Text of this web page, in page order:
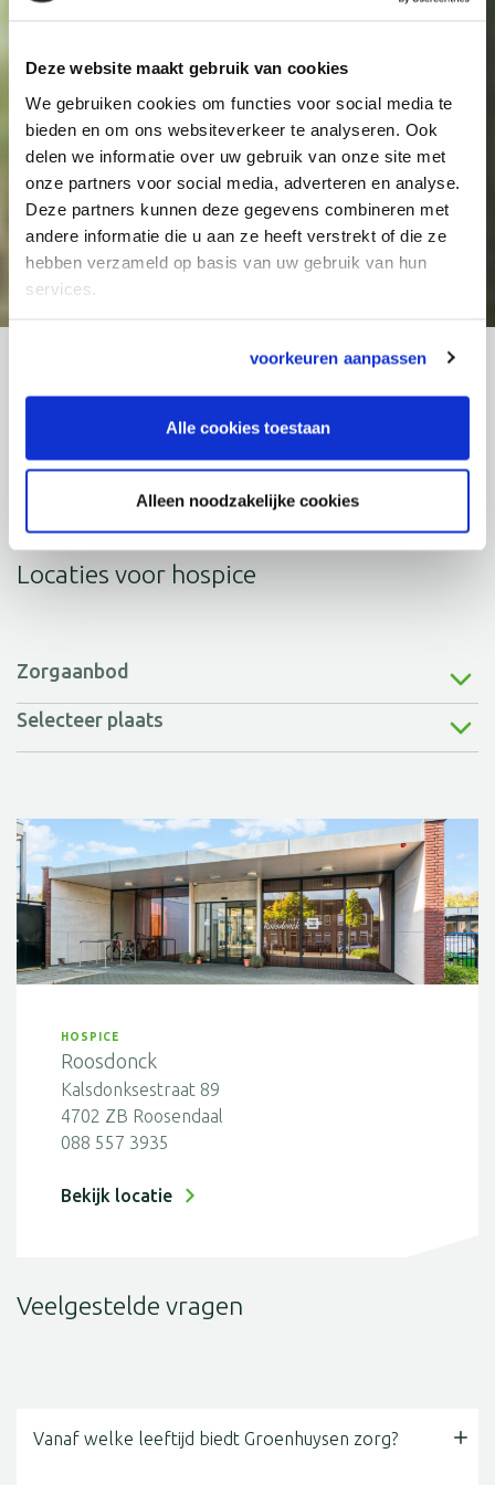
Deze website maakt gebruik van cookies
We gebruiken cookies om functies voor social media te
bieden en om ons websiteverkeer te analyseren. Ook
delen we informatie over uw gebruik van onze site met
onze partners voor social media, adverteren en analyse.
Deze partners kunnen deze gegevens combineren met
andere informatie die u aan ze heeft verstrekt of die ze
hebben verzameld op basis van uw gebruik van hun
services.
voorkeuren aanpassen
Alle cookies toestaan
Alleen noodzakelijke cookies
palliatieve terminale zorg kunnen bieden aan alle cliënten
en hun naasten.
Palliatieve zorg
Download Brochure Hospice
GH23 Brochure Hospice
Roosdonck
Locaties voor hospice
Zorgaanbod
Selecteer plaats
HOSPICE
Roosdonck
Kalsdonksestraat 89
4702 ZB Roosendaal
088 557 3935
Bekijk locatie
Veelgestelde vragen
Vanaf welke leeftijd biedt Groenhuysen zorg?